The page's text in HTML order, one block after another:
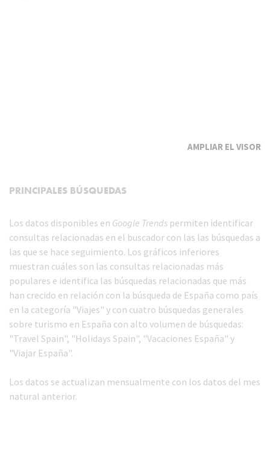
EL VISOR
PRINCIPALES BÚSQUEDAS
Los datos disponibles en Google Trends permiten identificar
consultas relacionadas en el buscador con las las búsquedas a
las que se hace seguimiento. Los gráficos inferiores
muestran cuáles son las consultas relacionadas más
populares e identifica las búsquedas relacionadas que más
han crecido en relación con la búsqueda de España como país
en la categoría "Viajes" y con cuatro búsquedas generales
sobre turismo en España con alto volumen de búsquedas:
"Travel Spain", "Holidays Spain", "Vacaciones España" y
"Viajar España".
Los datos se actualizan mensualmente con los datos del mes
natural anterior.